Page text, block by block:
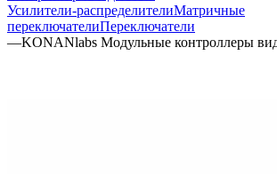
Усилители-распределителиМатричные
переключателиПереключатели
—KONANlabs Модульные контроллеры